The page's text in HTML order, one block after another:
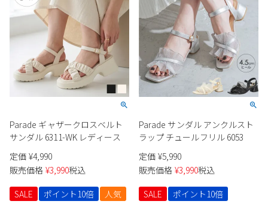
Parade ギャザークロスベルト
サンダル 6311-WK レディース
定価 ¥4,990
販売価格 ¥3,990税込
SALE
ポイント10倍 人気
Parade サンダル アンクルスト
ラップ チュールフリル 6053
定価 ¥5,990
販売価格 ¥3,990税込
SALE
ポイント10倍